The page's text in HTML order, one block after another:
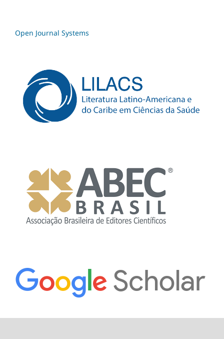
Open Journal Systems